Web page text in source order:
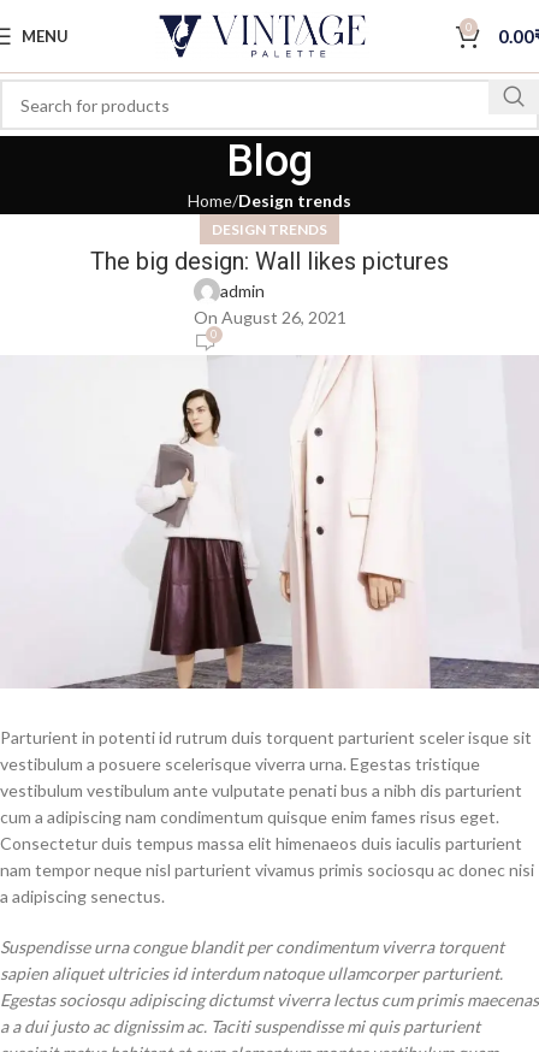
MENU 0 0.00
Blog
Home Design trends
DESIGN TRENDS
The big design: Wall likes pictures
admin
On August 26, 2021
0
Parturient in potenti id rutrum duis torquent parturient sceler isque sit
vestibulum a posuere scelerisque viverra urna. Egestas tristique
vestibulum vestibulum ante vulputate penati bus a nibh dis parturient
cum a adipiscing nam condimentum quisque enim fames risus eget.
Consectetur duis tempus massa elit himenaeos duis iaculis parturient
nam tempor neque nisl parturient vivamus primis sociosqu ac donec nisi
a adipiscing senectus.
Suspendisse urna congue blandit per condimentum viverra torquent
sapien aliquet ultricies id interdum natoque ullamcorper parturient.
Egestas sociosqu adipiscing dictumst viverra lectus cum primis maecenas
a a dui justo ac dignissim ac. Taciti suspendisse mi quis parturient